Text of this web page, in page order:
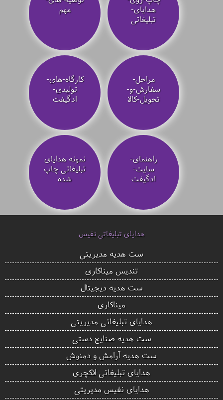
هدایای-
تبلیغاتی
مهم
مراحل-
سفارش-و-
تحویل-کالا
کارگاه-های-
تولیدی-
ادگیفت
راهنمای-
سایت-
ادگیفت
نمونه هدایای
تبلیغاتی چاپ
شده
هدایای تبلیغاتی نفیس
ست هدیه مدیریتی
تندیس میناکاری
ست هدیه دیجیتال
میناکاری
هدایای تبلیغاتی مدیریتی
ست هدیه صنایع دستی
ست هدیه آرامش و دمنوش
هدایای تبلیغاتی لاکچری
هدایای نفیس مدیریتی